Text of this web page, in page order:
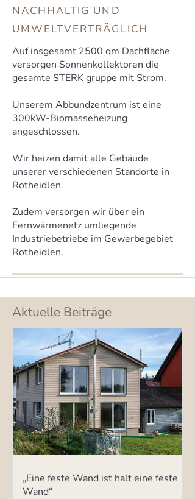
NACHHALTIG UND
UMWELTVERTRÄGLICH
Auf insgesamt 2500 qm Dachfläche
versorgen Sonnenkollektoren die
gesamte STERK gruppe mit Strom.
Unserem Abbundzentrum ist eine
300kW-Biomasseheizung
angeschlossen.
Wir heizen damit alle Gebäude
unserer verschiedenen Standorte in
Rotheidlen.
Zudem versorgen wir über ein
Fernwärmenetz umliegende
Industriebetriebe im Gewerbegebiet
Rotheidlen.
Aktuelle Beiträge
„Eine feste Wand ist halt eine feste
Wand“